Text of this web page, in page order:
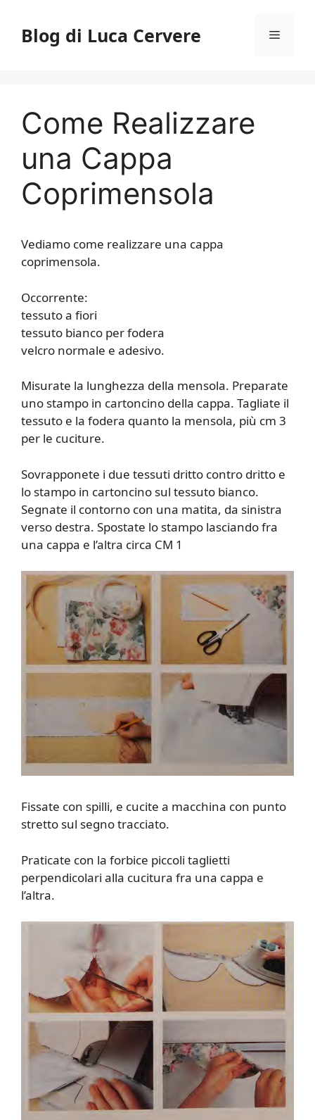
contenuto
Blog di Luca Cervere Menu
Come Realizzare
una Cappa
Coprimensola
Vediamo come realizzare una cappa
coprimensola.
Occorrente:
tessuto a fiori
tessuto bianco per fodera
velcro normale e adesivo.
Misurate la lunghezza della mensola. Preparate
uno stampo in cartoncino della cappa. Tagliate il
tessuto e la fodera quanto la mensola, più cm 3
per le cuciture.
Sovrapponete i due tessuti dritto contro dritto e
lo stampo in cartoncino sul tessuto bianco.
Segnate il contorno con una matita, da sinistra
verso destra. Spostate lo stampo lasciando fra
una cappa e l’altra circa CM 1
Fissate con spilli, e cucite a macchina con punto
stretto sul segno tracciato.
Praticate con la forbice piccoli taglietti
perpendicolari alla cucitura fra una cappa e
l’altra.